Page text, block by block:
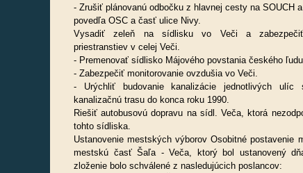
- Zrušiť plánovanú odbočku z hlavnej cesty na SOUCH
povedľa OSC a časť ulice Nivy.
Vysadiť zeleň na sídlisku vo Veči a zabezpečiť
priestranstiev v celej Veči.
- Premenovať sídlisko Májového povstania českého
- Zabezpečiť monitorovanie ovzdušia vo Veči.
- Urýchliť budovanie kanalizácie jednotlivých ulíc
kanalizačnú trasu do konca roku 1990.
Riešiť autobusovú dopravu na sídl. Veča, ktorá
tohto sídliska.
Ustanovenie mestských výborov Osobitné postavenie
mestskú časť Šaľa - Veča, ktorý bol ustanovený
zloženie bolo schválené z nasledujúcich poslancov: